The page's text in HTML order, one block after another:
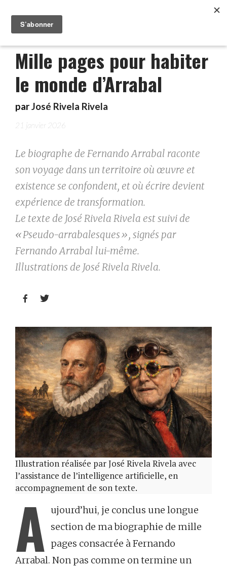
Mille pages pour habiter
le monde d’Arrabal
parJosé Rivela Rivela
21 janvier 2026
Le biographe de Fernando Arrabal raconte
son voyage dans un territoire où œuvre et
existence se confondent, et où écrire devient
expérience de transformation.
Le texte de José Rivela Rivela est suivi de
«Pseudo-arrabalesques », signés par
Fernando Arrabal lui-même.
Illustrations de José Rivela Rivela.
 
Illustration réalisée par José Rivela Rivela avec
l’assistance de l’intelligence artificielle, en
accompagnement de son texte.
A ujourd’hui, je conclus une longue
section de ma biographie de mille
pages consacrée à Fernando
Arrabal. Non pas comme on termine un